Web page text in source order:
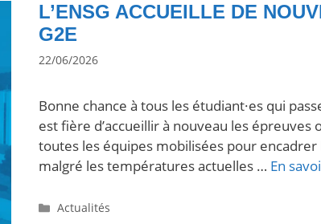
L’ENSG ACCUEILLE DE
G2E
22/06/2026
Bonne chance à tous les étudiant·es qui
est fière d’accueillir à nouveau les
toutes les équipes mobilisées pour
malgré les températures actuelles … En
Actualités